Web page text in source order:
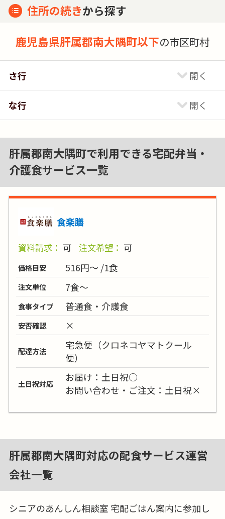
住所の続きから探す
鹿児島県肝属郡南大隅町以下の市区町村
さ行
な行
肝属郡南大隅町で利用できる宅配弁当・
介護食サービス一覧
食楽膳
資料請求： 可 注文希望： 可
価格目安 516円～ /1食
注文単位 7食～
食事タイプ 普通食・介護食
安否確認 ×
配達方法
宅急便（クロネコヤマトクール
便）
土日祝対応
お届け：土日祝○
お問い合わせ・ご注文：土日祝×
肝属郡南大隅町対応の配食サービス運営
会社一覧
シニアのあんしん相談室 宅配ごはん案内に参加し